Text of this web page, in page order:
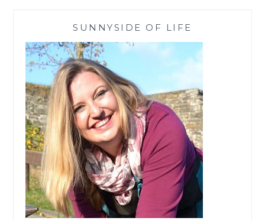
SUNNYSIDE OF LIFE